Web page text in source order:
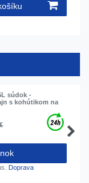
súdok -
s kohútikom na
Doprava